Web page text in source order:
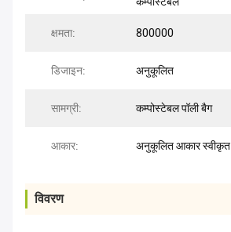
क्षमता: 800000
डिजाइन: अनुकूलित
सामग्री: कम्पोस्टेबल पॉली बैग
आकार: अनुकूलित आकार स्वीकृत
विवरण